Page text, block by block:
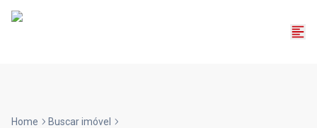
Home
Buscar imóvel